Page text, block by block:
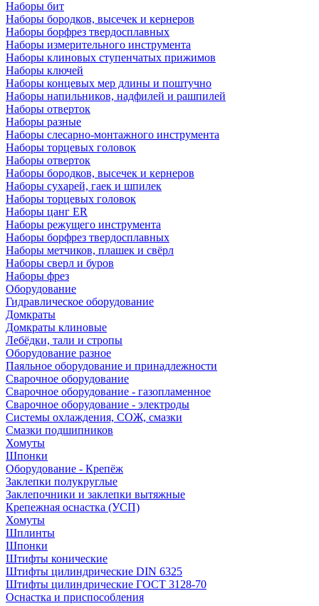
Наборы бит
Наборы бородков, высечек и кернеров
Наборы борфрез твердосплавных
Наборы измерительного инструмента
Наборы клиновых ступенчатых прижимов
Наборы ключей
Наборы концевых мер длины и поштучно
Наборы напильников, надфилей и рашпилей
Наборы отверток
Наборы разные
Наборы слесарно-монтажного инструмента
Наборы торцевых головок
Наборы отверток
Наборы бородков, высечек и кернеров
Наборы сухарей, гаек и шпилек
Наборы торцевых головок
Наборы цанг ER
Наборы режущего инструмента
Наборы борфрез твердосплавных
Наборы метчиков, плашек и свёрл
Наборы сверл и буров
Наборы фрез
Оборудование
Гидравлическое оборудование
Домкраты
Домкраты клиновые
Лебёдки, тали и стропы
Оборудование разное
Паяльное оборудование и принадлежности
Сварочное оборудование
Сварочное оборудование - газопламенное
Сварочное оборудование - электроды
Системы охлаждения, СОЖ, смазки
Смазки подшипников
Хомуты
Шпонки
Оборудование - Крепёж
Заклепки полукруглые
Заклепочники и заклепки вытяжные
Крепежная оснастка (УСП)
Хомуты
Шплинты
Шпонки
Штифты конические
Штифты цилиндрические DIN 6325
Штифты цилиндрические ГОСТ 3128-70
Оснастка и приспособления